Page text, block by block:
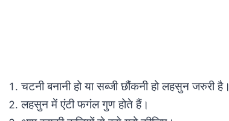
चटनी बनानी हो या सब्जी छौंकनी हो लहसुन जरुरी है।
लहसुन में एंटी फगंल गुण होते हैं।